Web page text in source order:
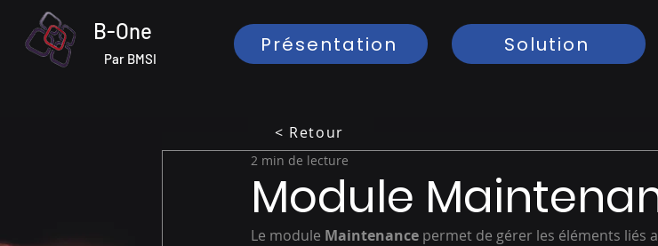
B-One
Par BMSI
Présentation Solution
< Retour
Module
2 min de lecture
Le module Maintenance permet de gérer les éléments liés